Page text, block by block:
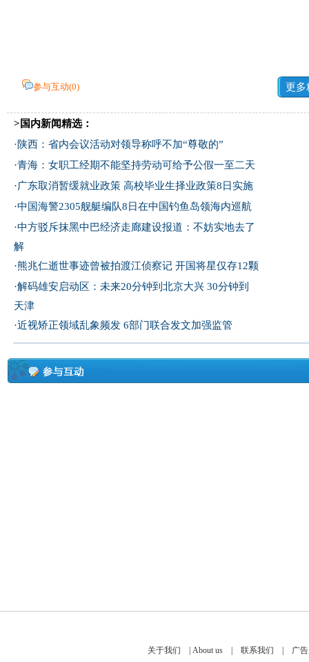
参与互动(0) 更多
>国内新闻精选：
·陕西：省内会议活动对领导称呼不加“尊敬的”
·青海：女职工经期不能坚持劳动可给予公假一至二天
·广东取消暂缓就业政策 高校毕业生择业政策8日实施
·中国海警2305舰艇编队8日在中国钓鱼岛领海内巡航
·中方驳斥抹黑中巴经济走廊建设报道：不妨实地去了
解
·熊兆仁逝世事迹曾被拍渡江侦察记 开国将星仅存12颗
·解码雄安启动区：未来20分钟到北京大兴 30分钟到
天津
·近视矫正领域乱象频发 6部门联合发文加强监管
关于我们 About us| 联系我们 广